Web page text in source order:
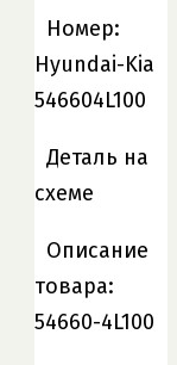
Номер:
Hyundai-Kia
546604L100
Деталь на
схеме
Описание
товара:
54660-4L100